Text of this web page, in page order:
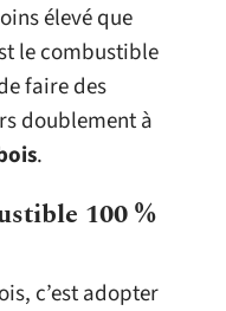
élevé que
le combustible
faire des
doublement à
.
100 %
c’est adopter